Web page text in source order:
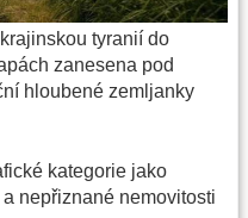
tyranií do
zanesena pod
hloubené zemljanky
kategorie jako
a nepřiznané nemovitosti